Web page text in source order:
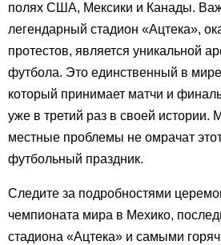
полях США, Мексики и Канады.
легендарный стадион «Ацтека»,
протестов, является уникальной
футбола. Это единственный в
который принимает матчи и
уже в третий раз в своей истории.
местные проблемы не омрачат
футбольный праздник.
Следите за подробностями
чемпионата мира в Мехико,
стадиона «Ацтека» и самыми